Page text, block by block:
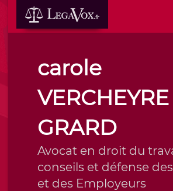
carole
VERCHEYRE
GRARD
Avocat en droit du
conseils et défense
et des Employeurs